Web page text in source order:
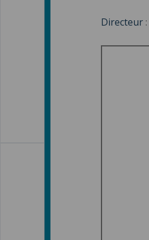
Directeur: